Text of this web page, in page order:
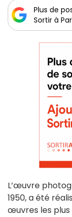
Plus de
Sortir à
L’œuvre
1950, a été
œuvres les plus